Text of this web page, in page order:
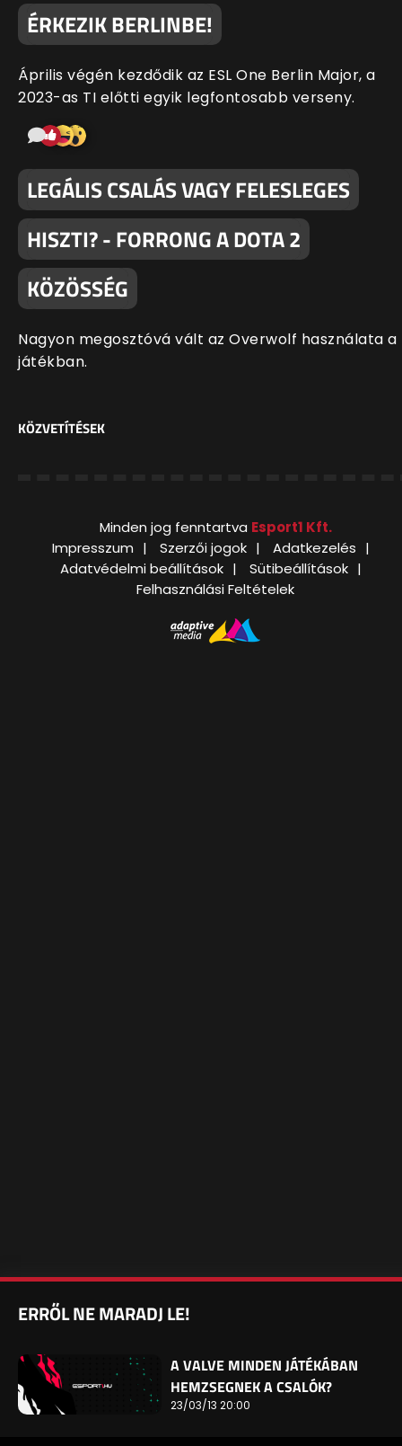
ÉRKEZIK BERLINBE!
Április végén kezdődik az ESL One Berlin Major, a
2023-as TI előtti egyik legfontosabb verseny.
LEGÁLIS CSALÁS VAGY FELESLEGES
HISZTI? - FORRONG A DOTA 2
KÖZÖSSÉG
Nagyon megosztóvá vált az Overwolf használata a
játékban.
KÖZVETÍTÉSEK
Minden jog fenntartva Esport1 Kft.
Impresszum
Szerzői jogok
Adatkezelés
Adatvédelmi beállítások
Sütibeállítások
Felhasználási Feltételek
ERRŐL NE MARADJ LE!
A VALVE MINDEN JÁTÉKÁBAN
HEMZSEGNEK A CSALÓK?
23/03/13 20:00